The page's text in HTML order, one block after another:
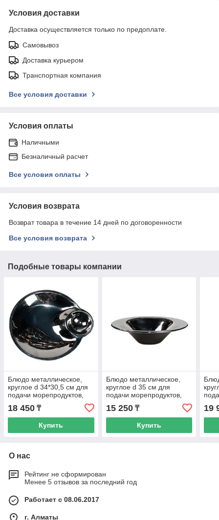
Условия доставки
Доставка осуществляется только по предоплате.
Самовывоз
Доставка курьером
Транспортная компания
Все условия доставки
Условия оплаты
Наличными
Безналичный расчет
Все условия оплаты
Условия возврата
Возврат товара в течение 14 дней по договоренности
Все условия возврата
Подобные товары компании
Блюдо металлическое,
круглое d 34*30,5 см для
подачи морепродуктов,
P.L. Proff Cuisine
18 450 ₸
Купить
Блюдо металлическое,
круглое d 35 см для
подачи морепродуктов,
P.L. Proff Cuisine
15 250₸
Купить
19
О нас
Рейтинг не сформирован
Менее 5 отзывов за последний год
Работает с 08.06.2017
г. Алматы